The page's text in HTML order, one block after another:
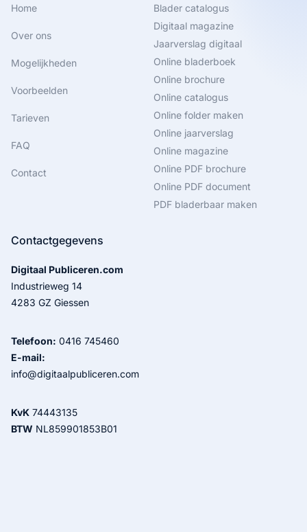
Home
Over ons
Mogelijkheden
Voorbeelden
Tarieven
FAQ
Contact
Blader catalogus
Digitaal magazine
Jaarverslag digitaal
Online bladerboek
Online brochure
Online catalogus
Online folder maken
Online jaarverslag
Online magazine
Online PDF brochure
Online PDF document
PDF bladerbaar maken
Contactgegevens
Digitaal Publiceren.com
Industrieweg 14
4283 GZ Giessen
Telefoon: 0416 745460
E-mail:
info@digitaalpubliceren.com
KvK 74443135
BTW NL859901853B01